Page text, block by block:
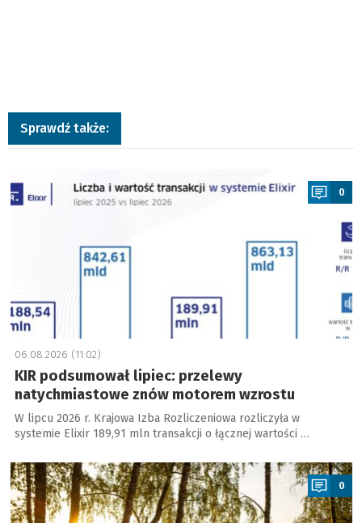
Sprawdź także:
0
06.08.2026 (11:02)
KIR podsumował lipiec: przelewy
natychmiastowe znów motorem wzrostu
W lipcu 2026 r. Krajowa Izba Rozliczeniowa rozliczyła w
systemie Elixir 189,91 mln transakcji o łącznej wartości …
a
0